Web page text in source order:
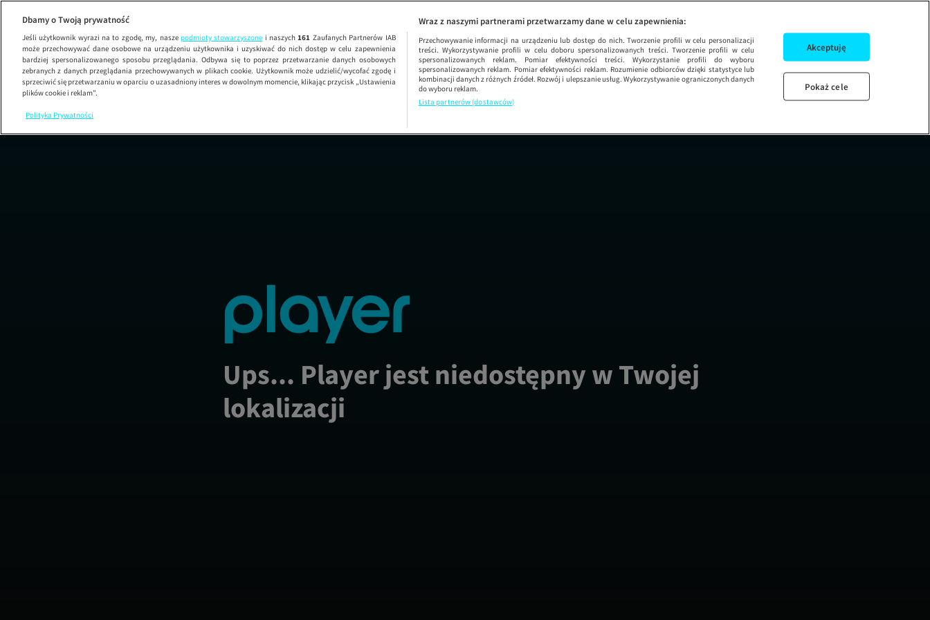
Randka w Nowym Jorku
Ups... Player jest niedostępny w Twojej
lokalizacji
Dbamy o Twoją prywatność
Jeśli użytkownik wyrazi na to zgodę, my, nasze podmioty stowarzyszone i naszych161 Zaufanych Partnerów IAB
może przechowywać dane osobowe na urządzeniu użytkownika i uzyskiwać do nich dostęp w celu zapewnienia
bardziej spersonalizowanego sposobu przeglądania. Odbywa się to poprzez przetwarzanie danych osobowych
zebranych z danych przeglądania przechowywanych w plikach cookie. Użytkownik może udzielić/wycofać zgodę i
sprzeciwić się przetwarzaniu w oparciu o uzasadniony interes w dowolnym momencie, klikając przycisk „Ustawienia
plików cookie i reklam”.
Polityka Prywatności
Wraz z naszymi partnerami przetwarzamy dane w celu zapewnienia:
Przechowywanie informacji na urządzeniu lub dostęp do nich. Tworzenie profili w celu personalizacji
treści. Wykorzystywanie profili w celu doboru spersonalizowanych treści. Tworzenie profili w celu
spersonalizowanych reklam. Pomiar efektywności treści. Wykorzystanie profili do wyboru
spersonalizowanych reklam. Pomiar efektywności reklam. Rozumienie odbiorców dzięki statystyce lub
kombinacji danych z różnych źródeł. Rozwój i ulepszanie usług. Wykorzystywanie ograniczonych danych
do wyboru reklam.
Lista partnerów (dostawców)
Akceptuję
Pokaż cele